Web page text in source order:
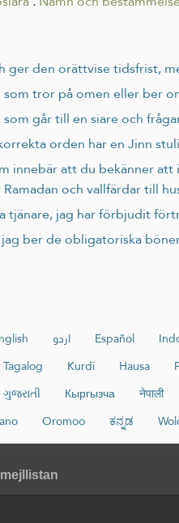
ger den orättvise tidsfrist,
som tror på omen eller ber
går till en siare och
orden har en Jinn
innebär att du bekänner
och vallfärdar till
tjänare, jag har förbjudit
ber de obligatoriska
اردو Español
Tagalog Kurdî Hausa
ગુજરાતી Кыргызча नेपाली
Oromoo ಕನ್ನಡ